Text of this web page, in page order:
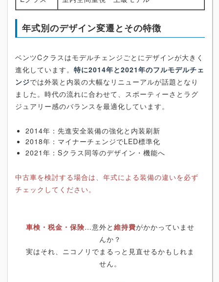
年式別のデザイン変遷とその特徴
ベンツCクラスはモデルチェンジごとにデザインが大きく
進化しています。 特に2014年と2021年のフルモデルチェ
ンジでは外装と内装の大幅なリニューアルが話題となり
ました。時代の流れに合わせて、スポーティーさとラグ
ジュアリー感のバランスを最適化しています。
2014年：先進安全装備の強化と内装刷新
2018年：マイナーチェンジでLED標準化
2021年：Sクラス同等のデザイン・機能へ
中古車を検討する場合は、年式による装備の違いを必ず
チェックしてください。
車検・税金・保険…意外と 維持費がかかっていませ
んか？
実はそれ、ニコノリでまるっと見直せるかもしれま
せん。